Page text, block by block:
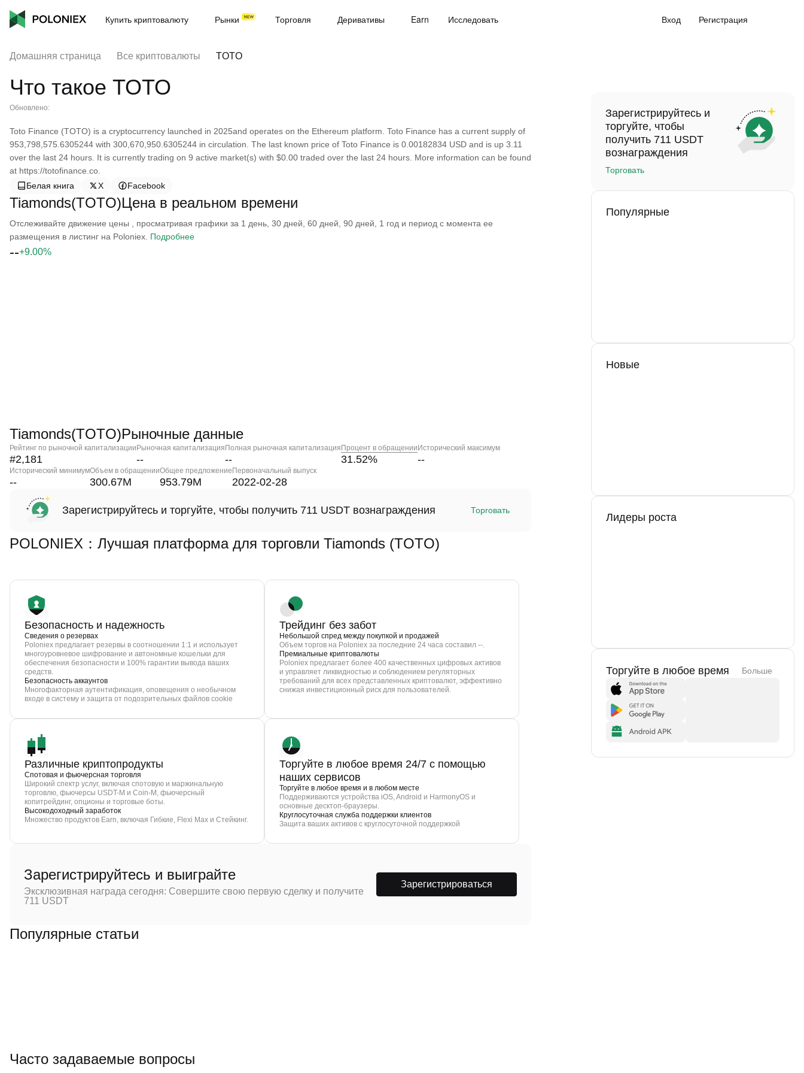
Купить криптовалюту Рынки Торговля Деривативы Earn Исследовать Вход Регистрация
Домашняя страница Все криптовалюты TOTO
Что такое TOTO
Обновлено:
Toto Finance (TOTO) is a cryptocurrency launched in 2025and operates on the Ethereum platform. Toto Finance has a current supply of
953,798,575.6305244 with 300,670,950.6305244 in circulation. The last known price of Toto Finance is 0.00182834 USD and is up 3.11
over the last 24 hours. It is currently trading on 9 active market(s) with $0.00 traded over the last 24 hours. More information can be found
at https://totofinance.co.
Белая книга
X Facebook
Tiamonds(TOTO)Цена в реальном времени
Отслеживайте движение цены , просматривая графики за 1 день, 30 дней, 60 дней, 90 дней, 1 год и период с момента ее
размещения в листинг на Poloniex. Подробнее
--+9.00%
Tiamonds(TOTO)Рыночные данные
Рейтинг по рыночной капитализации
#2,181
Рыночная капитализация
--
Полная рыночная капитализация
--
Процент в обращении
31.52%
Исторический максимум
--
Исторический минимум
--
Объем в обращении
300.67M
Общее предложение
953.79M
Первоначальный выпуск
2022-02-28
Зарегистрируйтесь и торгуйте, чтобы получить 711 USDT вознаграждения Торговать
POLONIEX：Лучшая платформа для торговли Tiamonds (TOTO)
Безопасность и надежность
Сведения о резервах
Poloniex предлагает резервы в соотношении 1:1 и использует
многоуровневое шифрование и автономные кошельки для
обеспечения безопасности и 100% гарантии вывода ваших
средств.
Безопасность аккаунтов
Многофакторная аутентификация, оповещения о необычном
входе в систему и защита от подозрительных файлов cookie
Трейдинг без забот
Небольшой спред между покупкой и продажей
Объем торгов на Poloniex за последние 24 часа составил --.
Премиальные криптовалюты
Poloniex предлагает более 400 качественных цифровых активов
и управляет ликвидностью и соблюдением регуляторных
требований для всех представленных криптовалют, эффективно
снижая инвестиционный риск для пользователей.
Различные криптопродукты
Спотовая и фьючерсная торговля
Широкий спектр услуг, включая спотовую и маржинальную
торговлю, фьючерсы USDT-M и Coin-M, фьючерсный
копитрейдинг, опционы и торговые боты.
Высокодоходный заработок
Множество продуктов Earn, включая Гибкие, Flexi Max и Стейкинг.
Торгуйте в любое время 24/7 с помощью
наших сервисов
Торгуйте в любое время и в любом месте
Поддерживаются устройства iOS, Android и HarmonyOS и
основные десктоп-браузеры.
Круглосуточная служба поддержки клиентов
Защита ваших активов с круглосуточной поддержкой
Зарегистрируйтесь и выиграйте
Эксклюзивная награда сегодня: Совершите свою первую сделку и получите
711 USDT
Зарегистрироваться
Популярные статьи
Часто задаваемые вопросы
Зарегистрируйтесь и
торгуйте, чтобы
получить 711 USDT
вознаграждения
Торговать
Популярные
Новые
Лидеры роста
Торгуйте в любое время Больше